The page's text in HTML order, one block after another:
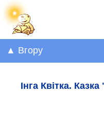
▲ Вгору
Інга Квітка.